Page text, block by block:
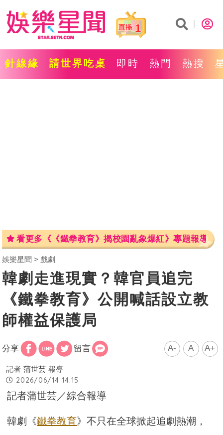
1
針線緣 請世界吃桌 即時 熱門 熱搜
看更多《《鐵拳教育》揭校園亂象爆紅》專題報導
娛樂星聞 戲劇
韓劇走進現實？韓官員追完
《鐵拳教育》公開喊話設立教
師權益保護局
分享 留言 A- A A+
記者 蒲世芸 報導
2026/06/14 14:15
記者蒲世芸／綜合報導
韓劇《鐵拳教育》不只在全球掀起追劇熱潮，